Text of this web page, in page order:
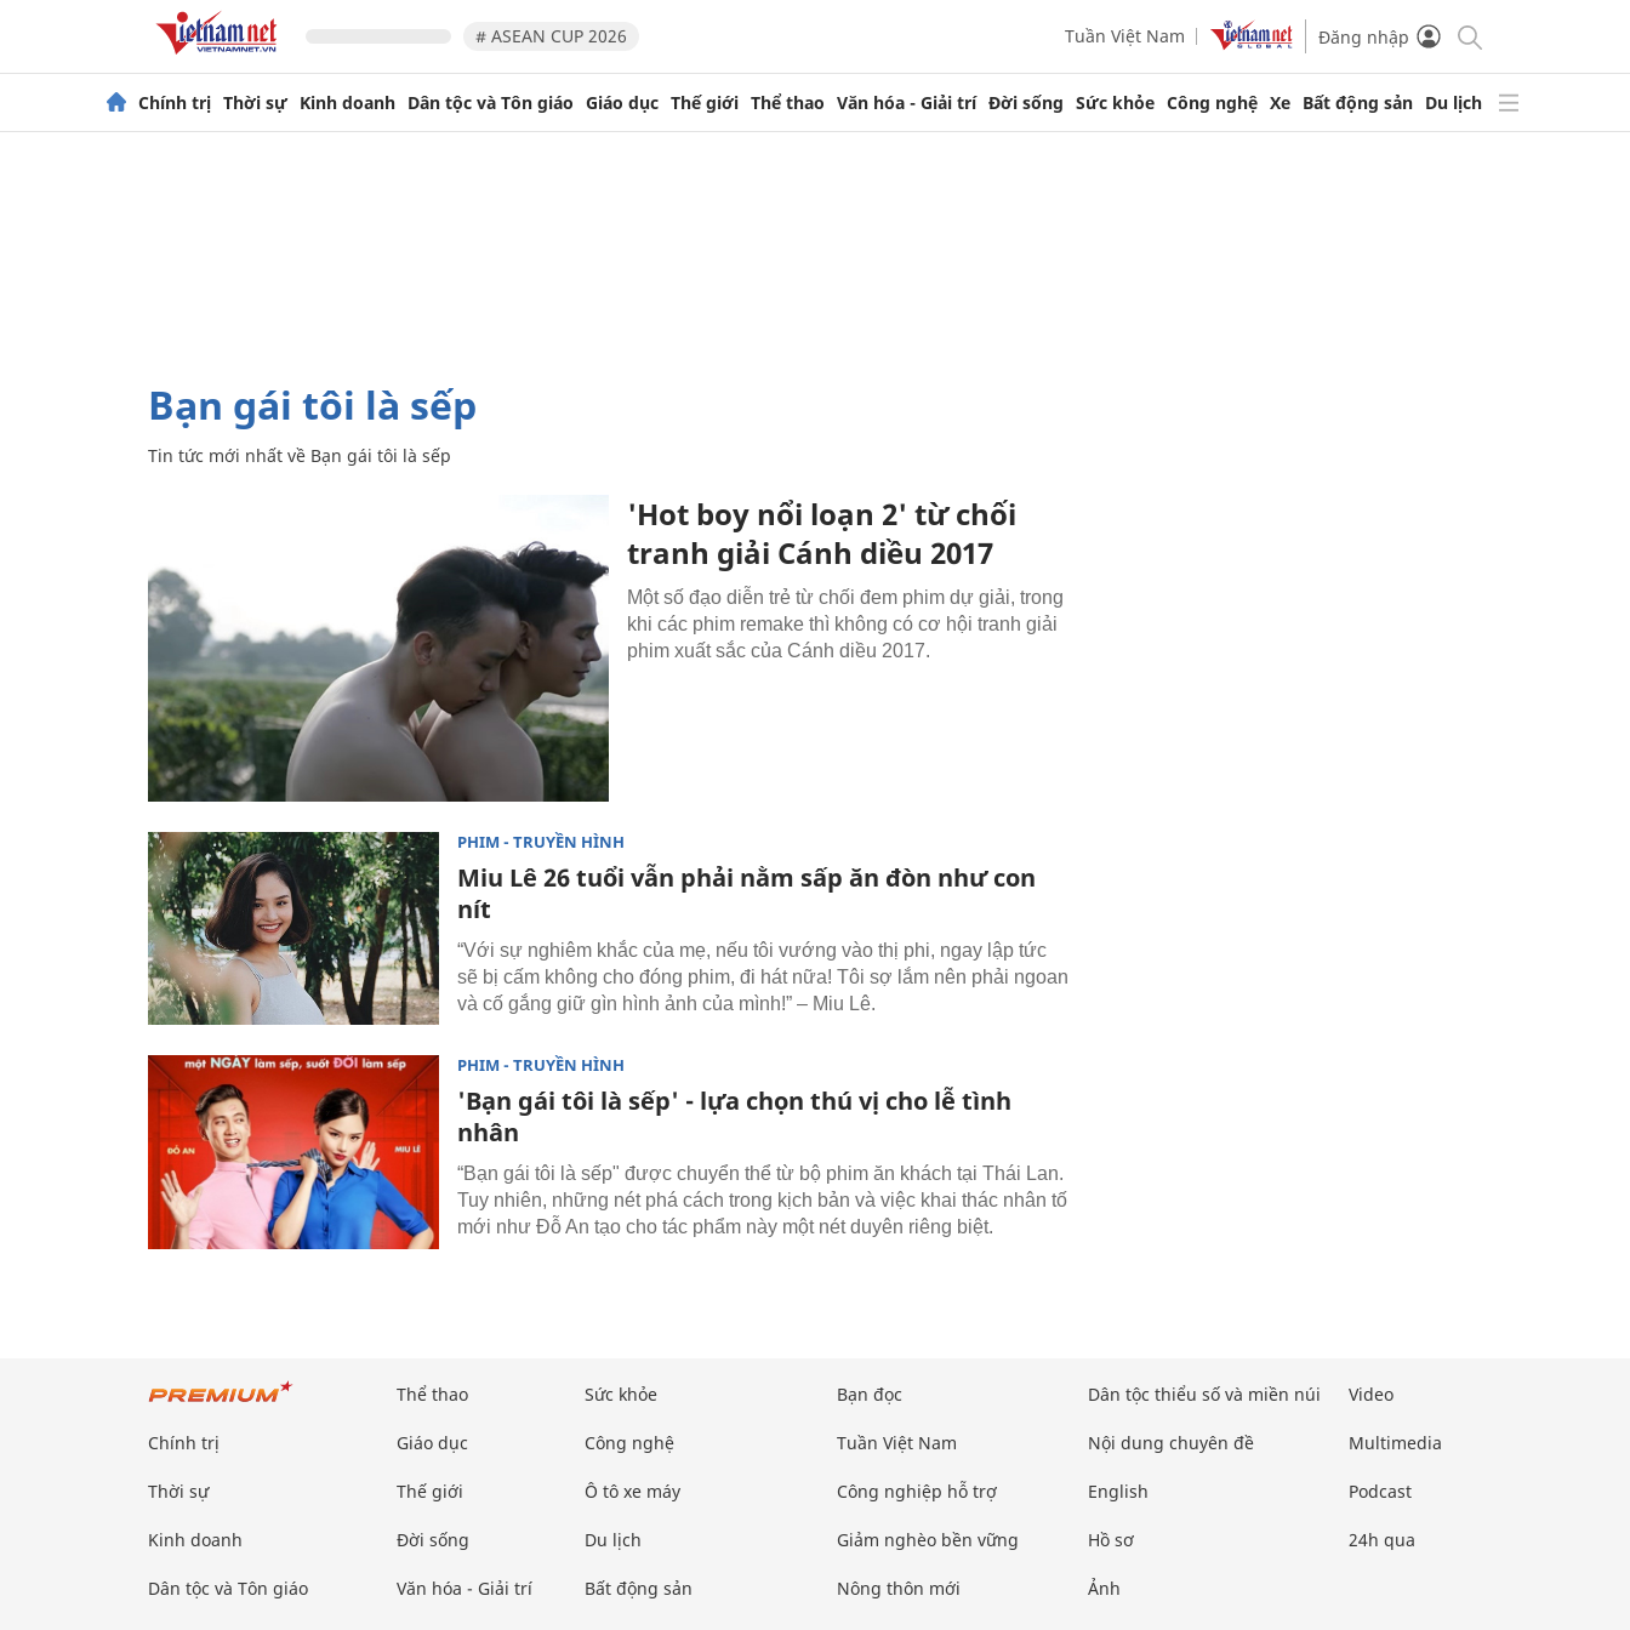
# ASEAN CUP 2026 Tuần Việt Nam Đăng nhập
Chính trị Thời sự Kinh doanh Dân tộc và Tôn giáo Giáo dục Thế giới Thể thao Văn hóa - Giải trí Đời sống Sức khỏe Công nghệ Xe Bất động sản Du lịch
Bạn gái tôi là sếp
Tin tức mới nhất về Bạn gái tôi là sếp
'Hot boy nổi loạn 2' từ chối
tranh giải Cánh diều 2017
Một số đạo diễn trẻ từ chối đem phim dự giải, trong
khi các phim remake thì không có cơ hội tranh giải
phim xuất sắc của Cánh diều 2017.
PHIM - TRUYỀN HÌNH
Miu Lê 26 tuổi vẫn phải nằm sấp ăn đòn như con
nít
“Với sự nghiêm khắc của mẹ, nếu tôi vướng vào thị phi, ngay lập tức
sẽ bị cấm không cho đóng phim, đi hát nữa! Tôi sợ lắm nên phải ngoan
và cố gắng giữ gìn hình ảnh của mình!” – Miu Lê.
PHIM - TRUYỀN HÌNH
'Bạn gái tôi là sếp' - lựa chọn thú vị cho lễ tình
nhân
“Bạn gái tôi là sếp" được chuyển thể từ bộ phim ăn khách tại Thái Lan.
Tuy nhiên, những nét phá cách trong kịch bản và việc khai thác nhân tố
mới như Đỗ An tạo cho tác phẩm này một nét duyên riêng biệt.
Chính trị
Thời sự
Kinh doanh
Dân tộc và Tôn giáo
Thể thao
Giáo dục
Thế giới
Đời sống
Văn hóa - Giải trí
Sức khỏe
Công nghệ
Ô tô xe máy
Du lịch
Bất động sản
Bạn đọc
Tuần Việt Nam
Công nghiệp hỗ trợ
Giảm nghèo bền vững
Nông thôn mới
Dân tộc thiểu số và miền núi
Nội dung chuyên đề
English
Hồ sơ
Ảnh
Video
Multimedia
Podcast
24h qua